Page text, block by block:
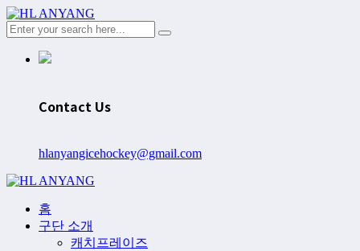
Contact Us
hlanyangicehockey@gmail.com
홈
구단 소개
캐치프레이즈